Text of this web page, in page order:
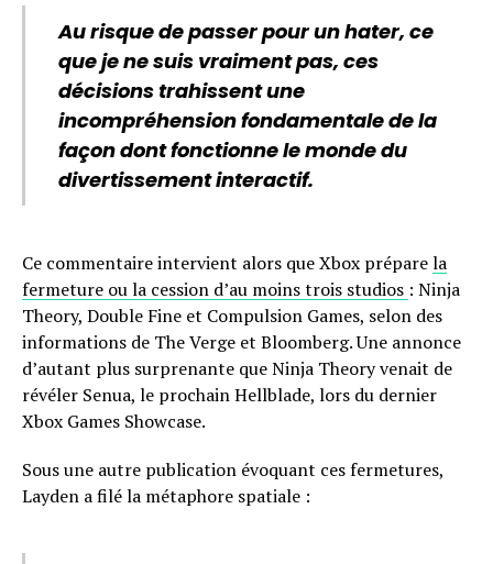
Au risque de passer pour un hater, ce
que je ne suis vraiment pas, ces
décisions trahissent une
incompréhension fondamentale de la
façon dont fonctionne le monde du
divertissement interactif.
Ce commentaire intervient alors que Xbox préparela
fermeture ou la cession d’au moins trois studios : Ninja
Theory, Double Fine et Compulsion Games, selon des
informations de The Verge et Bloomberg. Une annonce
d’autant plus surprenante que Ninja Theory venait de
révéler Senua, le prochain Hellblade, lors du dernier
Xbox Games Showcase.
Sous une autre publication évoquant ces fermetures,
Layden a filé la métaphore spatiale :